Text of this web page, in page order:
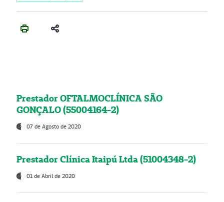
Prestador OFTALMOCLÍNICA SÃO
GONÇALO (55004164-2)
07 de Agosto de 2020
Prestador Clínica Itaipú Ltda (51004348-2)
01 de Abril de 2020